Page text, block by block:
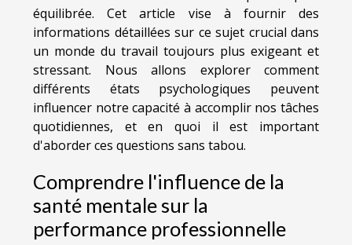
équilibrée. Cet article vise à fournir des
informations détaillées sur ce sujet crucial dans
un monde du travail toujours plus exigeant et
stressant. Nous allons explorer comment
différents états psychologiques peuvent
influencer notre capacité à accomplir nos tâches
quotidiennes, et en quoi il est important
d'aborder ces questions sans tabou.
Comprendre l'influence de la
santé mentale sur la
performance professionnelle